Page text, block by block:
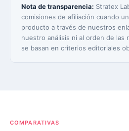
Nota de transparencia: Stratex
comisiones de afiliación cuando
producto a través de nuestros
nuestro análisis ni al orden de las
se basan en criterios editoriales
COMPARATIVAS